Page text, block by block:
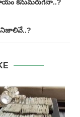
కనుమరుగేనా..?
నిజాలివే..?